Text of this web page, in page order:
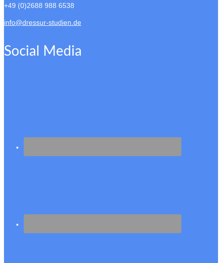
+49 (0)2688 988 6538
info@dressur-studien.de
Social Media